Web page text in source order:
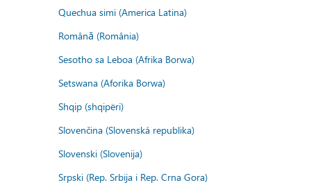
Quechua simi (America Latina)
Română (România)
Sesotho sa Leboa (Afrika Borwa)
Setswana (Aforika Borwa)
Shqip (shqipëri)
Slovenčina (Slovenská republika)
Slovenski (Slovenija)
Srpski (Rep. Srbija i Rep. Crna Gora)